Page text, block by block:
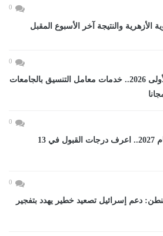
0
الأزهرية والنتيجة آخر الأسبوع المقبل
0
تنسيق المرحلة الأولى 2026.. خدمات معامل التنسيق بالجامعات
0
تنسيق الثانوى العام 2027.. اعرف درجات القبول في 13
0
دعم إسرائيل تصعيد خطير يهدد بتفجير